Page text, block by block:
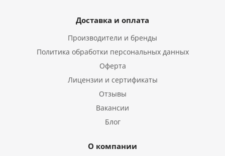
Доставка и оплата
Производители и бренды
Политика обработки персональных данных
Оферта
Лицензии и сертификаты
Отзывы
Вакансии
Блог
О компании